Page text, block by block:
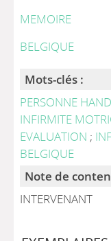
MEMOIRE
BELGIQUE
Mots-clés :
PERSONNE
INFIRMITE
EVALUATION ;
BELGIQUE
Note de
INTERVENANT